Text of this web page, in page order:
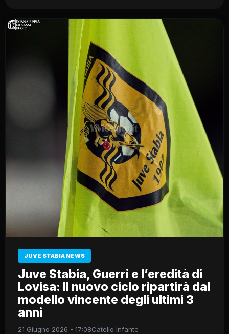
JUVE STABIA NEWS
Juve Stabia, Guerri e l’eredità di
Lovisa: Il nuovo ciclo ripartirà dal
modello vincente degli ultimi 3
anni
21 Giugno 2026 - 17:08Catello Infante